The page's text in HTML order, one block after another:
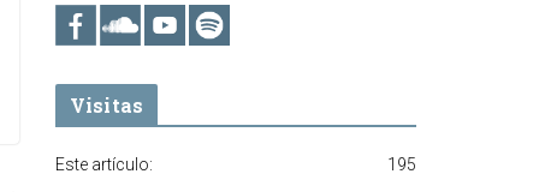
Visitas
195
Este artículo: